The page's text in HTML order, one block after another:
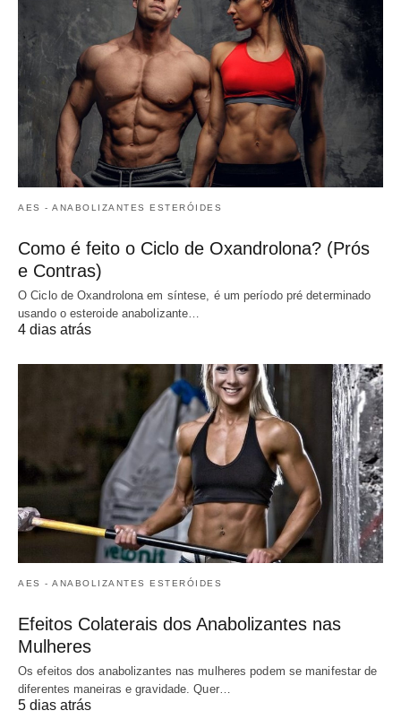
AES - ANABOLIZANTES ESTERÓIDES
Como é feito o Ciclo de Oxandrolona? (Prós
e Contras)
O Ciclo de Oxandrolona em síntese, é um período pré determinado
usando o esteroide anabolizante…
4 dias atrás
AES - ANABOLIZANTES ESTERÓIDES
Efeitos Colaterais dos Anabolizantes nas
Mulheres
Os efeitos dos anabolizantes nas mulheres podem se manifestar de
diferentes maneiras e gravidade. Quer…
5 dias atrás